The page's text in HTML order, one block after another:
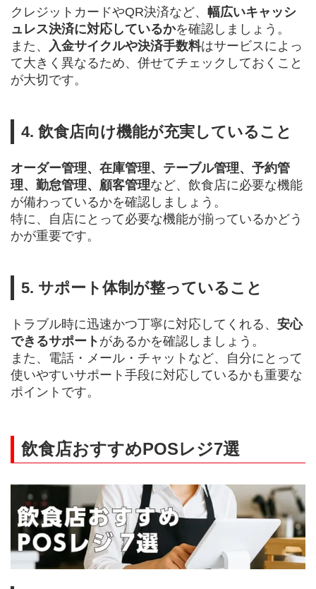
クレジットカードやQR決済など、 幅広いキャッシ
ュレス決済に対応しているかを確認しましょう。
また、
入金サイクルや決済手数料はサービスによっ
て大きく異なるため、併せてチェックしておくこと
が大切です。
4. 飲食店向け機能が充実していること
オーダー管理、在庫管理、テーブル管理、予約管
理、勤怠管理、顧客管理など、飲食店に必要な機能
が備わっているかを確認しましょう。
特に、自店にとって必要な機能が揃っているかどう
かが重要です。
5. サポート体制が整っていること
トラブル時に迅速かつ丁寧に対応してくれる、 安心
できるサポート があるかを確認しましょう。
また、電話・メール・チャットなど、自分にとって
使いやすいサポート手段に対応しているかも重要な
ポイントです。
飲食店おすすめPOSレジ7選